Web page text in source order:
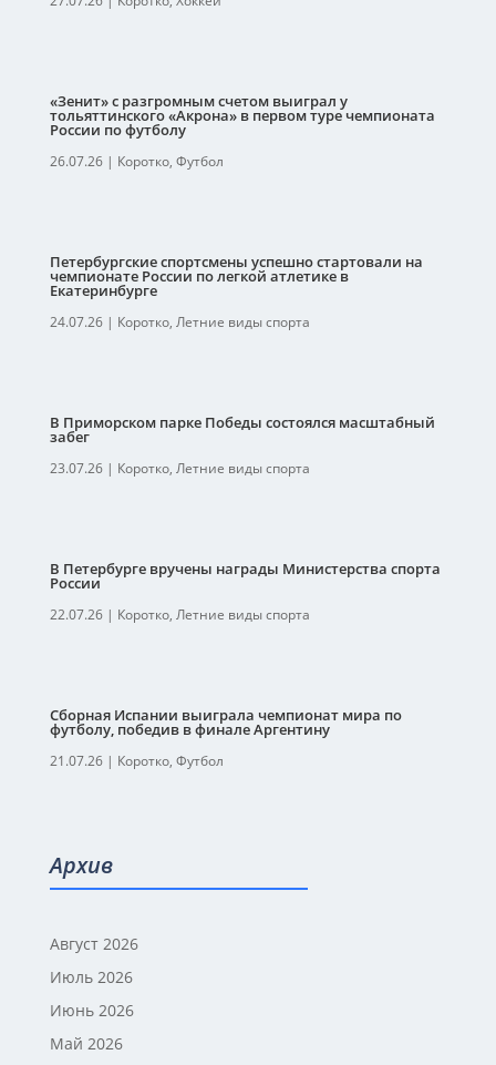
«Зенит» с разгромным счетом выиграл у
тольяттинского «Акрона» в первом туре чемпионата
России по футболу
26.07.26| Коротко, Футбол
Петербургские спортсмены успешно стартовали на
чемпионате России по легкой атлетике в
Екатеринбурге
24.07.26| Коротко, Летние виды спорта
В Приморском парке Победы состоялся масштабный
забег
23.07.26| Коротко, Летние виды спорта
В Петербурге вручены награды Министерства спорта
России
22.07.26| Коротко, Летние виды спорта
Сборная Испании выиграла чемпионат мира по
футболу, победив в финале Аргентину
21.07.26| Коротко, Футбол
Архив
Август 2026
Июль 2026
Июнь 2026
Май 2026